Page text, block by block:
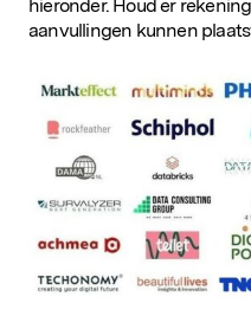
hieronder. Houd er
aanvullingen kunnen